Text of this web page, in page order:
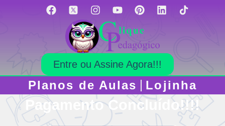
Entre ou Assine Agora!!!
Planos de Aulas Lojinha
Paga ento C nc u o!!!!